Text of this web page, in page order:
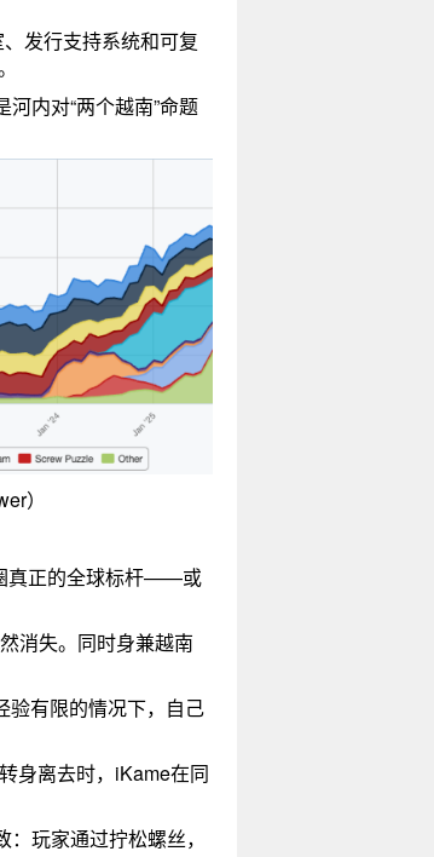
发行支持系统和可复
内对“两个越南”命题
）
真正的全球标杆——或
消失。同时身兼越南
验有限的情况下，自己
身离去时，iKame在同
玩家通过拧松螺丝，